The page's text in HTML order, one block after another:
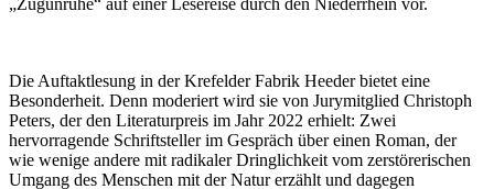
„Zugunruhe“ auf einer Lesereise durch den Niederrhein vor.
Die Auftaktlesung in der Krefelder Fabrik Heeder bietet eine
Besonderheit. Denn moderiert wird sie von Jurymitglied Christoph
Peters, der den Literaturpreis im Jahr 2022 erhielt: Zwei
hervorragende Schriftsteller im Gespräch über einen Roman, der
wie wenige andere mit radikaler Dringlichkeit vom zerstörerischen
Umgang des Menschen mit der Natur erzählt und dagegen